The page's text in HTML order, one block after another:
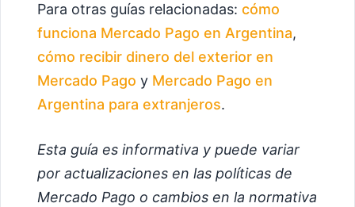
Para otras guías relacionadas: cómo
funciona Mercado Pago en Argentina,
cómo recibir dinero del exterior en
Mercado Pago y Mercado Pago en
Argentina para extranjeros.
Esta guía es informativa y puede variar
por actualizaciones en las políticas de
Mercado Pago o cambios en la normativa